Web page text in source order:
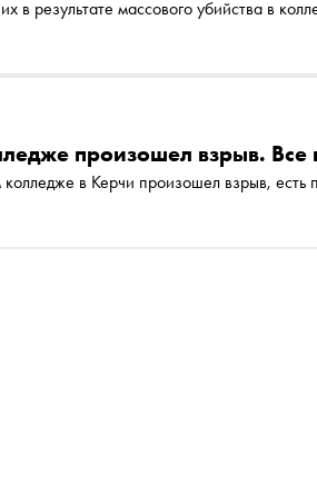
в результате массового убийства в
произошел взрыв. Все
колледже в Керчи произошел взрыв,